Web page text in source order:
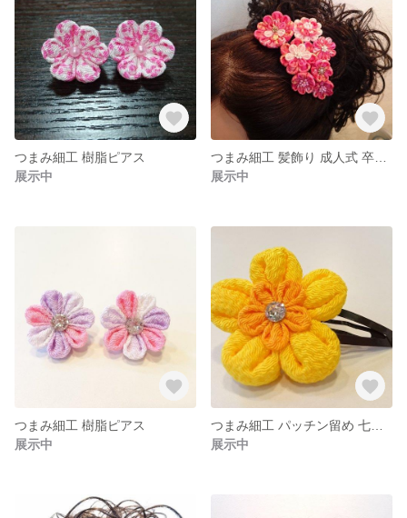
つまみ細工 樹脂ピアス
展示中
展示中
つまみ細工 樹脂ピアス
展示中
展示中